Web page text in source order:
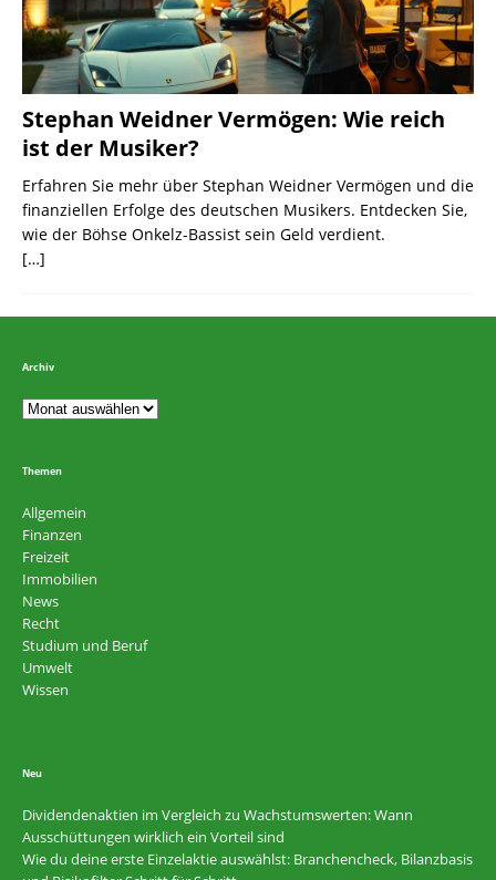
Stephan Weidner Vermögen: Wie reich
ist der Musiker?
Erfahren Sie mehr über Stephan Weidner Vermögen und die
finanziellen Erfolge des deutschen Musikers. Entdecken Sie,
wie der Böhse Onkelz-Bassist sein Geld verdient.
[…]
Archiv
Themen
Allgemein
Finanzen
Freizeit
Immobilien
News
Recht
Studium und Beruf
Umwelt
Wissen
Neu
Dividendenaktien im Vergleich zu Wachstumswerten: Wann
Ausschüttungen wirklich ein Vorteil sind
Wie du deine erste Einzelaktie auswählst: Branchencheck, Bilanzbasis